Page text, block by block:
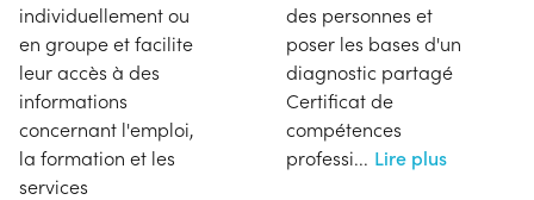
individuellement ou
en groupe et facilite
leur accès à des
informations
concernant l'emploi,
la formation et les
services
des personnes et
poser les bases d'un
diagnostic partagé
Certificat de
compétences
professi... Lire plus